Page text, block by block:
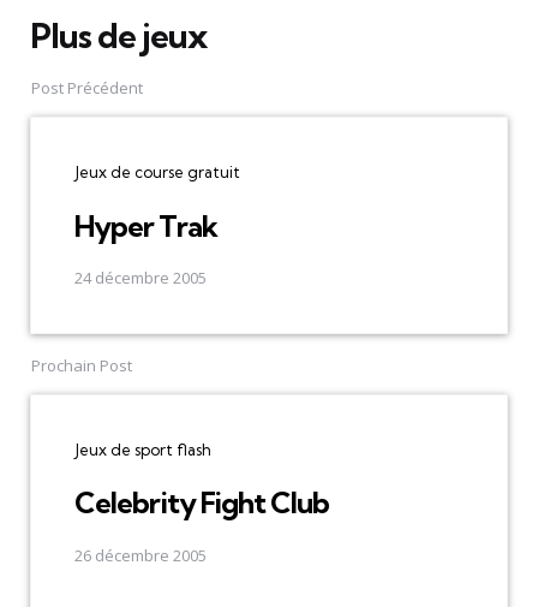
Plus de jeux
Post
navigation
Post Précédent
Jeux de course gratuit
Hyper Trak
24 décembre 2005
Prochain Post
Jeux de sport flash
Celebrity Fight Club
26 décembre 2005